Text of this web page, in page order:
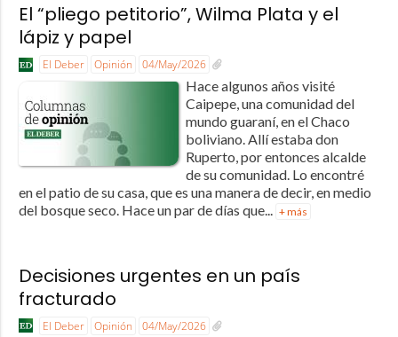
El “pliego petitorio”, Wilma Plata y el
lápiz y papel
El Deber Opinión 04/May/2026
Hace algunos años visité
Caipepe, una comunidad del
mundo guaraní, en el Chaco
boliviano. Allí estaba don
Ruperto, por entonces alcalde
de su comunidad. Lo encontré
en el patio de su casa, que es una manera de decir, en medio
del bosque seco. Hace un par de días que...
+ más
Decisiones urgentes en un país
fracturado
El Deber Opinión 04/May/2026